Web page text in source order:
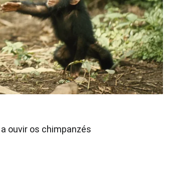
ouvir os chimpanzés